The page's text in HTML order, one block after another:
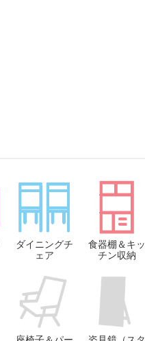
ダイニングチ
ェア
食器棚＆キッ
チン収納